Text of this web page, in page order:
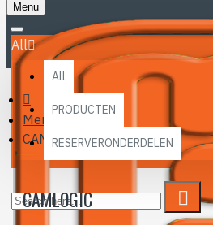
Menu
All
All
PRODUCTEN
RESERVERONDERDELEN
Merk
CAMLogic
CAMLOGIC